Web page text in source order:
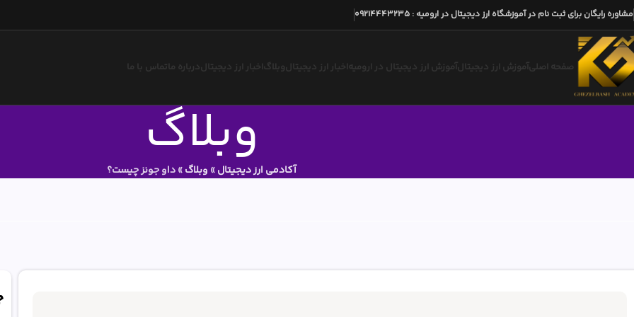
مشاوره رایگان برای ثبت نام در آموزشگاه ارز دیجیتال در ارومیه :
09214443235
صفحه اصلیآموزش ارز دیجیتالآموزش ارز دیجیتال در ارومیه اخبار ارز دیجیتالوبلاگ اخبار ارز دیجیتالدرباره ماتماس با ما
وبلاگآکادمی ارز دیجیتال» وبلاگ»داو جونز چیست؟